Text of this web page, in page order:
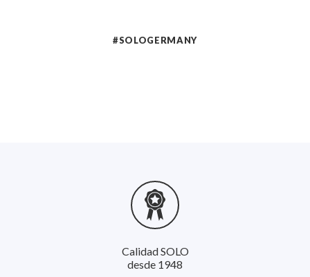
#SOLOGERMANY
Calidad SOLO
desde 1948